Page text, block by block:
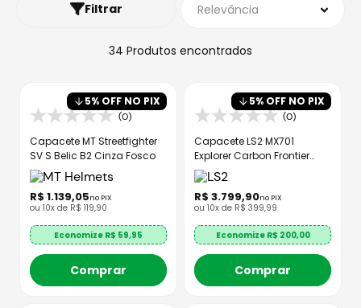
jaqueta
capacete aberto
Filtrar Relevância
34 Produtos
5% OFF NO PIX
(0)
Capacete MT Streetfighter
SV S Belic B2 Cinza Fosco
R$ 1.139,05no PIX
ou 10x de R$ 119,90
Economize R$ 59,95
Comprar
5% OFF NO PIX
(0)
Capacete LS2 MX701
Explorer Carbon Frontier
Titanium Vermelho
R$ 3.799,90no PIX
ou 10x de R$ 399,99
Economize R$ 200,00
Comprar